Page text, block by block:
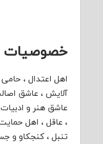
خصوصیات
اهل اعتدال ،
آلایش ، عاشق
عاشق هنر و
، عاقل ، اهل
تنبل ، کنجکاو و